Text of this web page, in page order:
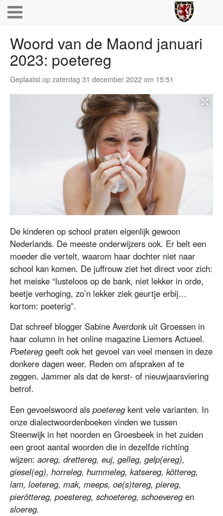
Woord van de Maond januari
2023: poetereg
Geplaatst op zaterdag 31 december 2022 om 15:51
De kinderen op school praten eigenlijk gewoon
Nederlands. De meeste onderwijzers ook. Er belt een
moeder die vertelt, waarom haar dochter niet naar
school kan komen. De juffrouw ziet het direct voor zich:
het meiske “lusteloos op de bank, niet lekker in orde,
beetje verhoging, zo’n lekker ziek geurtje erbij…
kortom: poeterig”.
Dat schreef blogger Sabine Averdonk uit Groessen in
haar column in het online magazine Liemers Actueel.
Poetereggeeft ook het gevoel van veel mensen in deze
donkere dagen weer. Reden om afspraken af te
zeggen. Jammer als dat de kerst- of nieuwjaarsviering
betrof.
Een gevoelswoord als poeteregkent vele varianten. In
onze dialectwoordenboeken vinden we tussen
Steenwijk in het noorden en Groesbeek in het zuiden
een groot aantal woorden die in dezelfde richting
wijzen: aoreg, drettereg, euj, gelleg, gelp(ereg),
giesel(eg), horreleg, hummeleg, katsereg, köttereg,
lam, loetereg, mak, meeps, oe(s)tereg, piereg,
pieröttereg, poestereg, schoetereg, schoeveregen
sloereg.